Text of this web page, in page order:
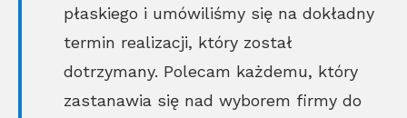
płaskiego i umówiliśmy się na dokładny
termin realizacji, który został
dotrzymany. Polecam każdemu, który
zastanawia się nad wyborem firmy do